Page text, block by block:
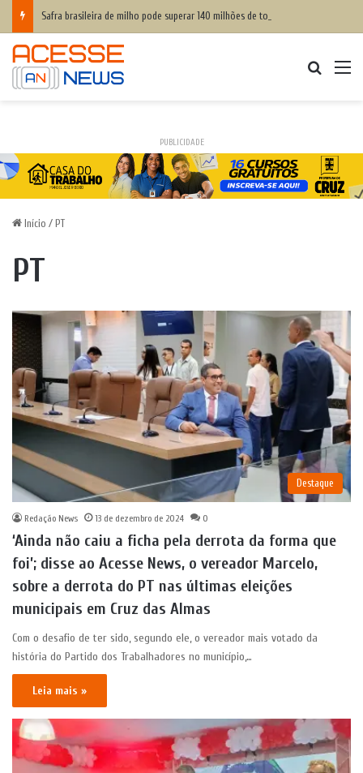
Safra brasileira de milho pode superar 140 milhões de toneladas
PUBLICIDADE
Início / PT
PT
Destaque
Redação News 13 de dezembro de 2024 0
‘Ainda não caiu a ficha pela derrota da forma que
foi’; disse ao Acesse News, o vereador Marcelo,
sobre a derrota do PT nas últimas eleições
municipais em Cruz das Almas
Com o desafio de ter sido, segundo ele, o vereador mais votado da
história do Partido dos Trabalhadores no município,…
Leia mais »